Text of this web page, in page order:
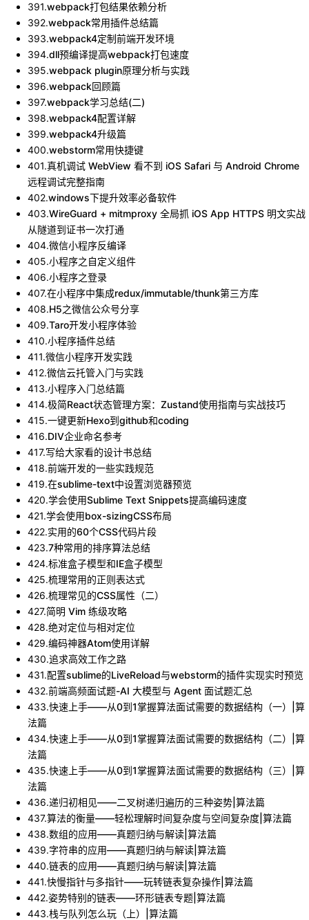
391.webpack打包结果依赖分析
392.webpack常用插件总结篇
393.webpack4定制前端开发环境
394.dll预编译提高webpack打包速度
395.webpack plugin原理分析与实践
396.webpack回顾篇
397.webpack学习总结(二)
398.webpack4配置详解
399.webpack4升级篇
400.webstorm常用快捷键
401.真机调试 WebView 看不到 iOS Safari 与 Android Chrome
远程调试完整指南
402.windows下提升效率必备软件
403.WireGuard + mitmproxy 全局抓 iOS App HTTPS 明文实战
从隧道到证书一次打通
404.微信小程序反编译
405.小程序之自定义组件
406.小程序之登录
407.在小程序中集成redux/immutable/thunk第三方库
408.H5之微信公众号分享
409.Taro开发小程序体验
410.小程序插件总结
411.微信小程序开发实践
412.微信云托管入门与实践
413.小程序入门总结篇
414.极简React状态管理方案：Zustand使用指南与实战技巧
415.一键更新Hexo到github和coding
416.DIV企业命名参考
417.写给大家看的设计书总结
418.前端开发的一些实践规范
419.在sublime-text中设置浏览器预览
420.学会使用Sublime Text Snippets提高编码速度
421.学会使用box-sizingCSS布局
422.实用的60个CSS代码片段
423.7种常用的排序算法总结
424.标准盒子模型和IE盒子模型
425.梳理常用的正则表达式
426.梳理常见的CSS属性（二）
427.简明 Vim 练级攻略
428.绝对定位与相对定位
429.编码神器Atom使用详解
430.追求高效工作之路
431.配置sublime的LiveReload与webstorm的插件实现实时预览
432.前端高频面试题-AI 大模型与 Agent 面试题汇总
433.快速上手——从0到1掌握算法面试需要的数据结构（一）|算
法篇
434.快速上手——从0到1掌握算法面试需要的数据结构（二）|算
法篇
435.快速上手——从0到1掌握算法面试需要的数据结构（三）|算
法篇
436.递归初相见——二叉树递归遍历的三种姿势|算法篇
437.算法的衡量——轻松理解时间复杂度与空间复杂度|算法篇
438.数组的应用——真题归纳与解读|算法篇
439.字符串的应用——真题归纳与解读|算法篇
440.链表的应用——真题归纳与解读|算法篇
441.快慢指针与多指针——玩转链表复杂操作|算法篇
442.姿势特别的链表——环形链表专题|算法篇
443.栈与队列怎么玩（上）|算法篇